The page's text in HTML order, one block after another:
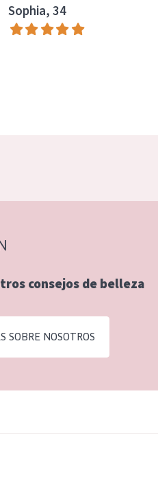
Sophia, 34
consejos de belleza
SOBRE NOSOTROS